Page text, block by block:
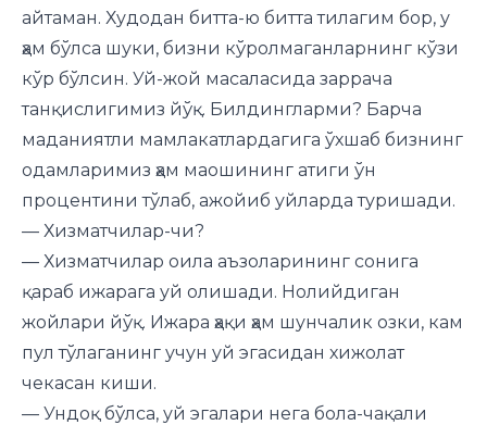
айтаман. Худодан битта-ю битта тилагим бор, у
ҳам бўлса шуки, бизни кўролмаганларнинг кўзи
кўр бўлсин. Уй-жой масаласида заррача
танқислигимиз йўқ. Билдингларми? Барча
маданиятли мамлакатлардагига ўхшаб бизнинг
одамларимиз ҳам маошининг атиги ўн
процентини тўлаб, ажойиб уйларда туришади.
— Хизматчилар-чи?
— Хизматчилар оила аъзоларининг сонига
қараб ижарага уй олишади. Нолийдиган
жойлари йўқ. Ижара ҳақи ҳам шунчалик озки, кам
пул тўлаганинг учун уй эгасидан хижолат
чекасан киши.
— Ундоқ бўлса, уй эгалари нега бола-чақали